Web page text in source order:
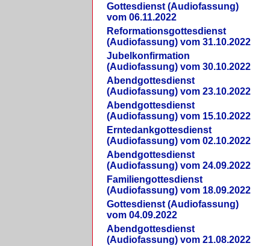
Gottesdienst (Audiofassung)
vom 06.11.2022
Reformationsgottesdienst
(Audiofassung) vom 31.10.2022
Jubelkonfirmation
(Audiofassung) vom 30.10.2022
Abendgottesdienst
(Audiofassung) vom 23.10.2022
Abendgottesdienst
(Audiofassung) vom 15.10.2022
Erntedankgottesdienst
(Audiofassung) vom 02.10.2022
Abendgottesdienst
(Audiofassung) vom 24.09.2022
Familiengottesdienst
(Audiofassung) vom 18.09.2022
Gottesdienst (Audiofassung)
vom 04.09.2022
Abendgottesdienst
(Audiofassung) vom 21.08.2022